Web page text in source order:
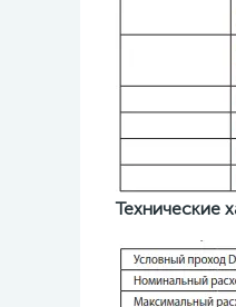
Технические